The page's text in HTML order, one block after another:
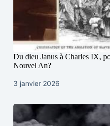
Du dieu Janus à Charles IX,
Nouvel An?
3 janvier 2026